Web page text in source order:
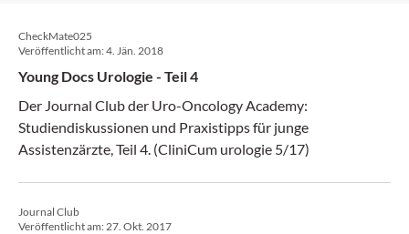
CheckMate025
Veröffentlicht am:4. Jän. 2018
Young Docs Urologie - Teil 4
Der Journal Club der Uro-Oncology Academy:
Studiendiskussionen und Praxistipps für junge
Assistenzärzte, Teil 4. (CliniCum urologie 5/17)
Journal Club
Veröffentlicht am:27. Okt. 2017